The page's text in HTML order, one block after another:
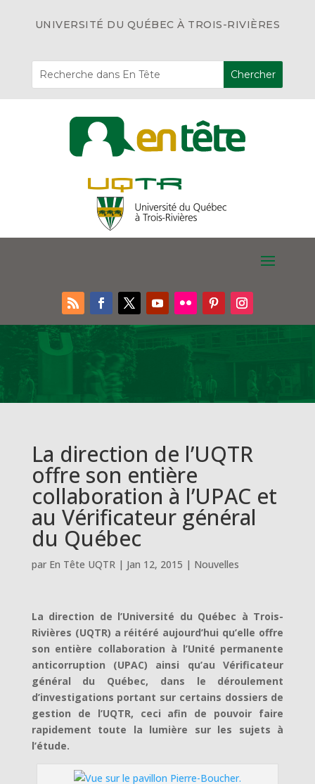
UNIVERSITÉ DU QUÉBEC À TROIS-RIVIÈRES
La direction de l’UQTR
offre son entière
collaboration à l’UPAC et
au Vérificateur général
du Québec
par En Tête UQTR| Jan 12, 2015 | Nouvelles
La direction de l’Université du Québec à Trois-
Rivières (UQTR) a réitéré aujourd’hui qu’elle offre
son entière collaboration à l’Unité permanente
anticorruption (UPAC) ainsi qu’au Vérificateur
général du Québec, dans le déroulement
d’investigations portant sur certains dossiers de
gestion de l’UQTR, ceci afin de pouvoir faire
rapidement toute la lumière sur les sujets à
l’étude.